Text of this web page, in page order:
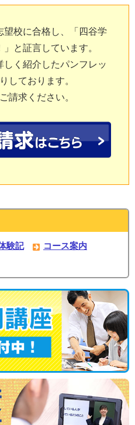
校に合格し、「四谷学
と証言しています。
く紹介したパンフレッ
しております。
請求ください。
験記
コース案内